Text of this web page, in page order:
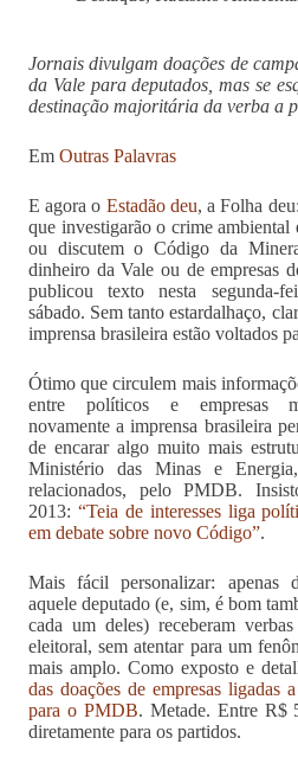
Jornais divulgam doações de
da Vale para deputados, mas se
destinação majoritária da verba a
Em Outras Palavras
E agora o Estadão deu, a Folha
que investigarão o crime
ou discutem o Código da
dinheiro da Vale ou de empresas
publicou texto nesta segunda-
sábado. Sem tanto estardalhaço,
imprensa brasileira estão voltados
Ótimo que circulem mais
entre políticos e empresas
novamente a imprensa brasileira
de encarar algo muito mais
Ministério das Minas e
relacionados, pelo PMDB.
2013: “Teia de interesses liga
em debate sobre novo Código”.
Mais fácil personalizar: apenas
aquele deputado (e, sim, é bom
cada um deles) receberam
eleitoral, sem atentar para um
mais amplo. Como exposto e
das doações de empresas ligadas
para o PMDB. Metade. Entre R$
diretamente para os partidos.